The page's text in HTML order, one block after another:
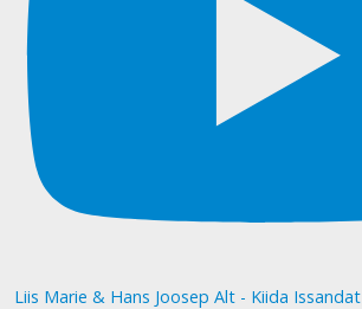
Liis Marie & Hans Joosep Alt - Kiida Issandat